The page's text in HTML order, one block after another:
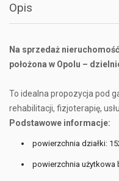
Opis
Na sprzedaż
położona w Opolu –
To idealna propozycja pod
rehabilitacji, fizjoterapię,
Podstawowe informacje:
powierzchnia działki:
powierzchnia użytkowa